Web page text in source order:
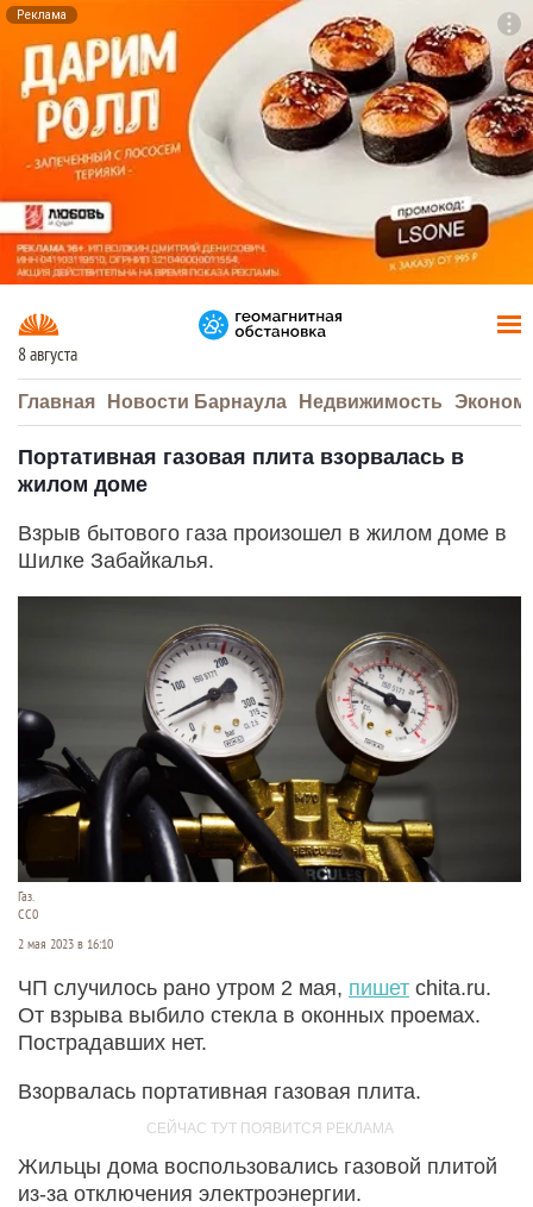
Реклама
8 августа
Главная Новости Барнаула Недвижимость
Портативная газовая плита взорвалась в
жилом доме
Взрыв бытового газа произошел в жилом доме в
Шилке Забайкалья.
Газ.
СС0
2 мая 2023 в 16:10
ЧП случилось рано утром 2 мая, пишет chita.ru.
От взрыва выбило стекла в оконных проемах.
Пострадавших нет.
Взорвалась портативная газовая плита.
Жильцы дома воспользовались газовой плитой
из-за отключения электроэнергии.